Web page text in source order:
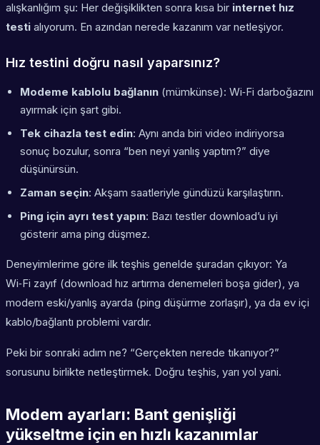
alışkanlığım şu: Her değişiklikten sonra kısa bir internet hız
testi alıyorum. En azından nerede kazanım var netleşiyor.
Hız testini doğru nasıl yaparsınız?
Modeme kablolu bağlanın (mümkünse): Wi‑Fi darboğazını
ayırmak için şart gibi.
Tek cihazla test edin: Aynı anda biri video indiriyorsa
sonuç bozulur, sonra “ben neyi yanlış yaptım?” diye
düşünürsün.
Zaman seçin: Akşam saatleriyle gündüzü karşılaştırın.
Ping için ayrı test yapın: Bazı testler download’u iyi
gösterir ama ping düşmez.
Deneyimlerime göre ilk teşhis genelde şuradan çıkıyor: Ya
Wi‑Fi zayıf (download hız artırma denemeleri boşa gider), ya
modem eski/yanlış ayarda (ping düşürme zorlaşır), ya da ev içi
kablo/bağlantı problemi vardır.
Peki bir sonraki adım ne? “Gerçekten nerede tıkanıyor?”
sorusunu birlikte netleştirmek. Doğru teşhis, yarı yol yani.
Modem ayarları: Bant genişliği
yükseltme için en hızlı kazanımlar